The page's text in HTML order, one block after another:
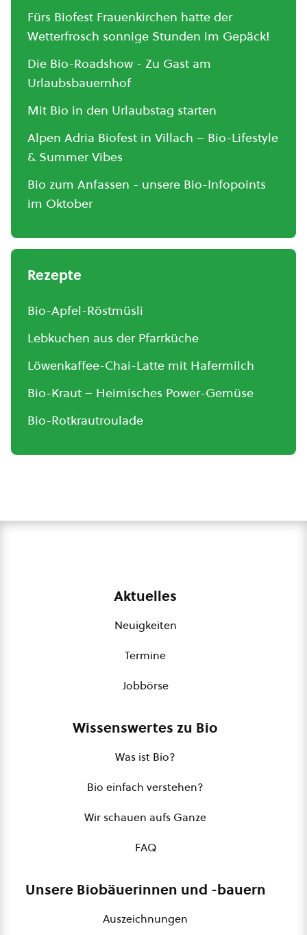
Fürs Biofest Frauenkirchen hatte der
Wetterfrosch sonnige Stunden im Gepäck!
Die Bio-Roadshow - Zu Gast am
Urlaubsbauernhof
Mit Bio in den Urlaubstag starten
Alpen Adria Biofest in Villach – Bio-Lifestyle
& Summer Vibes
Bio zum Anfassen - unsere Bio-Infopoints
im Oktober
Rezepte
Bio-Apfel-Röstmüsli
Lebkuchen aus der Pfarrküche
Löwenkaffee-Chai-Latte mit Hafermilch
Bio-Kraut – Heimisches Power-Gemüse
Bio-Rotkrautroulade
Aktuelles
Neuigkeiten
Termine
Jobbörse
Wissenswertes zu Bio
Was ist Bio?
Bio einfach verstehen?
Wir schauen aufs Ganze
FAQ
Unsere Biobäuerinnen und -bauern
Auszeichnungen